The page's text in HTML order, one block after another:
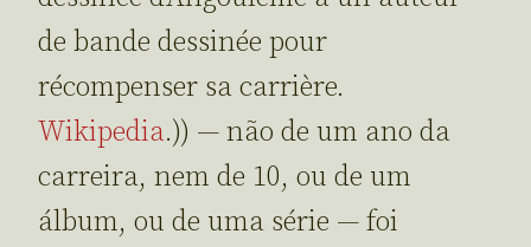
de bande dessinée pour
récompenser sa carrière.
Wikipedia.)) — não de um ano da
carreira, nem de 10, ou de um
álbum, ou de uma série — foi